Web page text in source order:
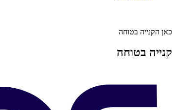
כאן הקנייה בטוחה
קנייה בטוחה